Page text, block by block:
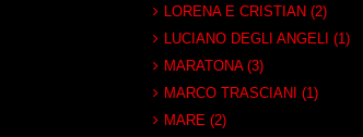
LORENA E CRISTIAN (2)
LUCIANO DEGLI ANGELI (1)
MARATONA (3)
MARCO TRASCIANI (1)
MARE (2)